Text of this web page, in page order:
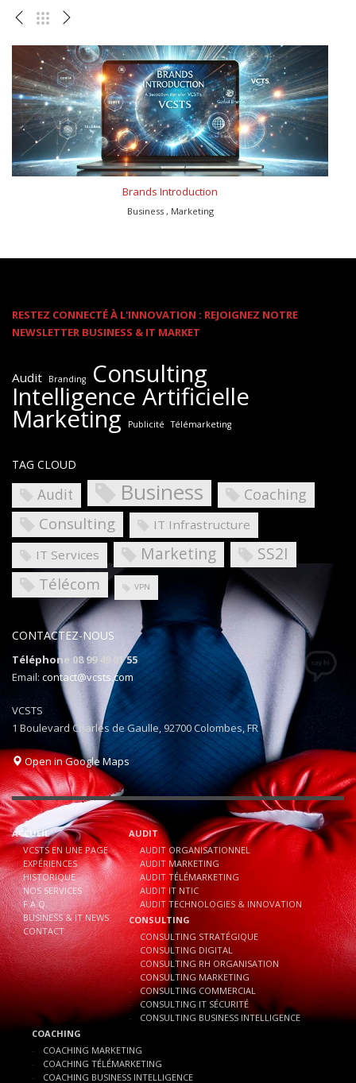
Brands Introduction
Business , Marketing
RESTEZ CONNECTÉ À L'INNOVATION : REJOIGNEZ NOTRE
NEWSLETTER BUSINESS & IT MARKET
Audit Branding Consulting
Intelligence Artificielle
Marketing Publicité Télémarketing
TAG CLOUD
Audit Business Coaching
Consulting
IT Infrastructure
IT Services
Marketing SS2I
Télécom VPN
CONTACTEZ-NOUS
Téléphone 08 99 49 01 55
Email: contact@vcsts.com
VCSTS
1 Boulevard Charles de Gaulle, 92700 Colombes, FR
Open in Google Maps
ACCUEIL
VCSTS EN UNE PAGE
EXPÉRIENCES
HISTORIQUE
NOS SERVICES
F.A.Q.
BUSINESS & IT NEWS
CONTACT
AUDIT
AUDIT ORGANISATIONNEL
AUDIT MARKETING
AUDIT TÉLÉMARKETING
AUDIT IT NTIC
AUDIT TECHNOLOGIES & INNOVATION
CONSULTING
CONSULTING STRATÉGIQUE
CONSULTING DIGITAL
CONSULTING RH ORGANISATION
CONSULTING MARKETING
CONSULTING COMMERCIAL
CONSULTING IT SÉCURITÉ
CONSULTING BUSINESS INTELLIGENCE
COACHING
COACHING MARKETING
COACHING TÉLÉMARKETING
COACHING BUSINESS INTELLIGENCE